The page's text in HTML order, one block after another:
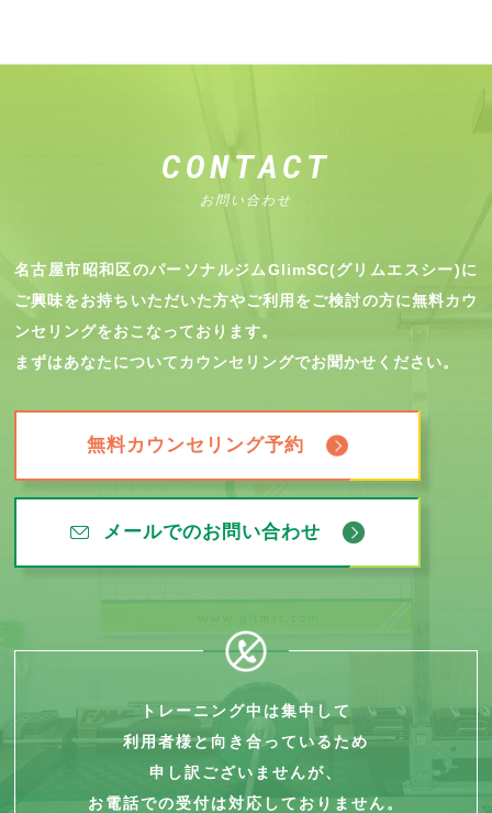
CONTACT
お問い合わせ
名古屋市昭和区のパーソナルジムGlimSC(グリムエスシー)に
ご興味をお持ちいただいた方やご利用をご検討の方に無料カウ
ンセリングをおこなっております。
まずはあなたについてカウンセリングでお聞かせください。
無料カウンセリング予約
メールでのお問い合わせ
トレーニング中は集中して
利用者様と向き合っているため
申し訳ございませんが、
お電話での受付は対応しておりません。